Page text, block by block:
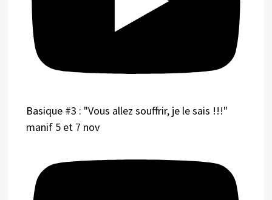
Basique #3 : "Vous allez souffrir, je le sais !!!"
manif 5 et 7 nov